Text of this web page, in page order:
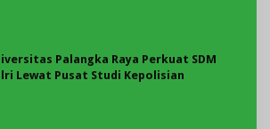
Palangka Raya Perkuat SDM
Lewat Pusat Studi Kepolisian